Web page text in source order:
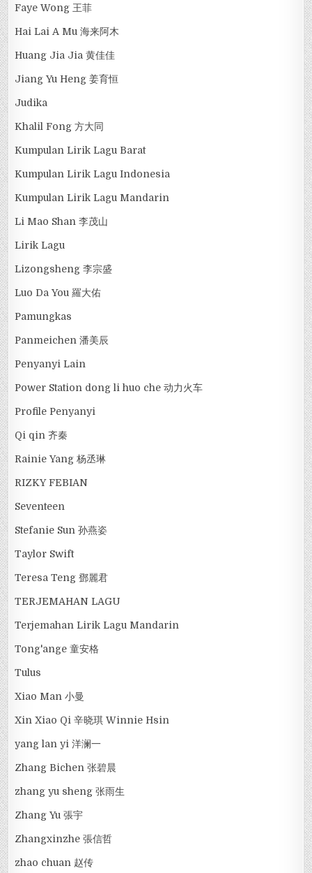
Faye Wong 王菲
Hai Lai A Mu 海来阿木
Huang Jia Jia 黄佳佳
Jiang Yu Heng 姜育恒
Judika
Khalil Fong 方大同
Kumpulan Lirik Lagu Barat
Kumpulan Lirik Lagu Indonesia
Kumpulan Lirik Lagu Mandarin
Li Mao Shan 李茂山
Lirik Lagu
Lizongsheng 李宗盛
Luo Da You 羅大佑
Pamungkas
Panmeichen 潘美辰
Penyanyi Lain
Power Station dong li huo che 动力火车
Profile Penyanyi
Qi qin 齐秦
Rainie Yang 杨丞琳
RIZKY FEBIAN
Seventeen
Stefanie Sun 孙燕姿
Taylor Swift
Teresa Teng 鄧麗君
TERJEMAHAN LAGU
Terjemahan Lirik Lagu Mandarin
Tong'ange 童安格
Tulus
Xiao Man 小曼
Xin Xiao Qi 辛晓琪 Winnie Hsin
yang lan yi 洋澜一
Zhang Bichen 张碧晨
zhang yu sheng 张雨生
Zhang Yu 張宇
Zhangxinzhe 張信哲
zhao chuan 赵传